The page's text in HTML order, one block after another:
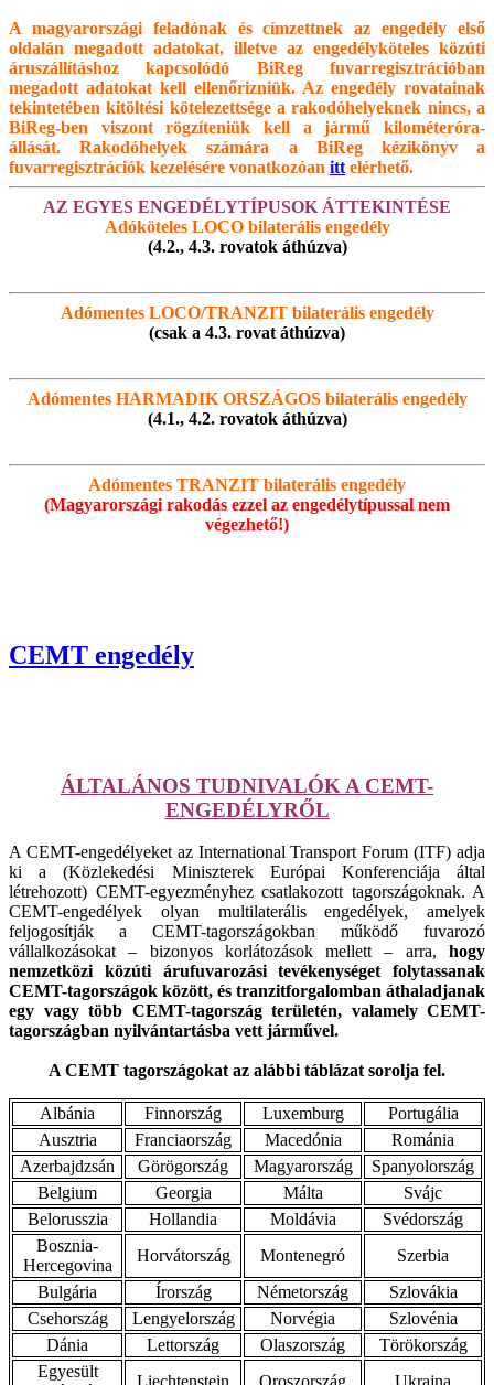
A magyarországi feladónak és címzettnek az engedély első
oldalán megadott adatokat, illetve az engedélyköteles közúti
áruszállításhoz kapcsolódó BiReg fuvarregisztrációban
megadott adatokat kell ellenőrizniük. Az engedély rovatainak
tekintetében kitöltési kötelezettsége a rakodóhelyeknek nincs, a
BiReg-ben viszont rögzíteniük kell a jármű kilométeróra-
állását. Rakodóhelyek számára a BiReg kézikönyv a
fuvarregisztrációk kezelésére vonatkozóan itt elérhető.
AZ EGYES ENGEDÉLYTÍPUSOK ÁTTEKINTÉSE
Adóköteles LOCO bilaterális engedély
(4.2., 4.3. rovatok áthúzva)
Adómentes LOCO/TRANZIT bilaterális engedély
(csak a 4.3. rovat áthúzva)
Adómentes HARMADIK ORSZÁGOS bilaterális engedély
(4.1., 4.2. rovatok áthúzva)
Adómentes TRANZIT bilaterális engedély
(Magyarországi rakodás ezzel az engedélytípussal nem
végezhető!)
CEMT engedély
ÁLTALÁNOS TUDNIVALÓK A CEMT-
ENGEDÉLYRŐL
A CEMT-engedélyeket az International Transport Forum (ITF) adja
ki a (Közlekedési Miniszterek Európai Konferenciája által
létrehozott) CEMT-egyezményhez csatlakozott tagországoknak. A
CEMT-engedélyek olyan multilaterális engedélyek, amelyek
feljogosítják a CEMT-tagországokban működő fuvarozó
vállalkozásokat – bizonyos korlátozások mellett – arra, hogy
nemzetközi közúti árufuvarozási tevékenységet folytassanak
CEMT-tagországok között, és tranzitforgalomban áthaladjanak
egy vagy több CEMT-tagország területén, valamely CEMT-
tagországban nyilvántartásba vett járművel.
A CEMT tagországokat az alábbi táblázat sorolja fel.
Albánia Finnország Luxemburg
Portugália
Ausztria
Franciaország Macedónia
Románia
Azerbajdzsán
Görögország Magyarország
Spanyolország
Belgium
Georgia Málta
Svájc
Belorusszia
Hollandia Moldávia
Svédország
Bosznia-
Hercegovina
Horvátország Montenegró
Szerbia
Bulgária
Írország Németország
Szlovákia
Csehország
Lengyelország Norvégia
Szlovénia
Dánia
Lettország Olaszország
Törökország
Egyesült
Liechtenstein Oroszország Ukrajna